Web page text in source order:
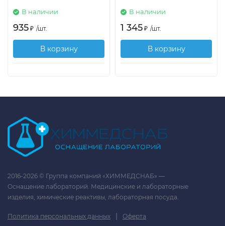
В наличии
935 ₽ /шт.
В корзину
В наличии
1 345 ₽ /шт.
В корзину
2016-2026 © Группа компаний «ХИММЕДСНАБ» —
Оснащение лабораторий. Медицинские и лабораторные
изделия, химические реактивы, лабораторная посуда.
Политика персональных данных | Оферта